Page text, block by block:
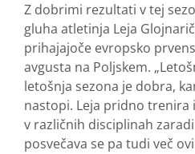
Z dobrimi rezultati v tej
gluha atletinja Leja
prihajajoče evropsko
avgusta na Poljskem.
letošnja sezona je dobra,
nastopi. Leja pridno trenira
v različnih disciplinah
posvečava se pa tudi več